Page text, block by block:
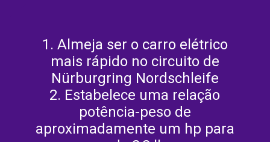
1. Almeja ser o carro elétrico
mais rápido no circuito de
Nürburgring Nordschleife
2. Estabelece uma relação
potência-peso de
aproximadamente um hp para